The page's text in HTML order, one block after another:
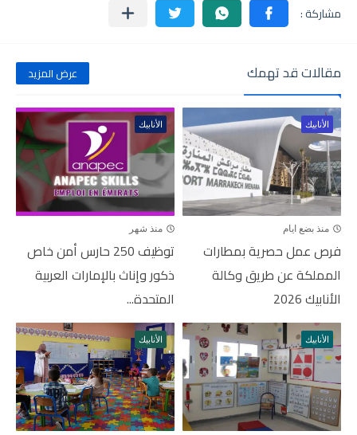
مقالات قد تهمك عرض المزيد
الأنابيك
منذ بضع ايام
فرص عمل حصرية بمطارات
المملكة عن طريق وكالة
الأنابيك 2026
الأنابيك
منذ شهر
توظيف 250 حارس أمن خاص
ذكور وإناث بالإمارات العربية
المتحدة...
الأنابيك الأنابيك